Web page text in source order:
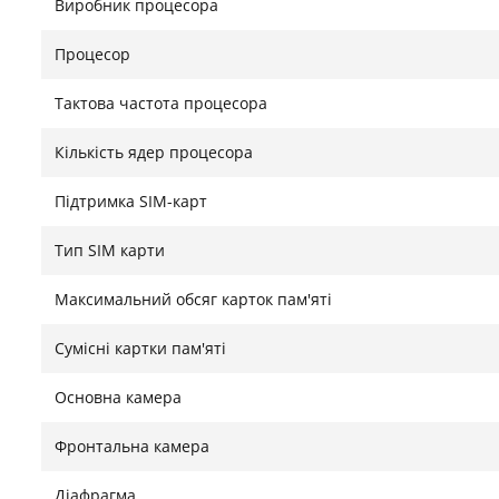
роботи — ідеально для мандрівок, активного
159×79.4×18 мм — свідчать про його ударостійкий
Знайшли помилку?Повідомити
Виробник процесора
Процесор
Тактова частота процесора
Кількість ядер процесора
Підтримка SIM-карт
Тип SIM карти
Максимальний обсяг карток пам'яті
Сумісні картки пам'яті
Основна камера
Фронтальна камера